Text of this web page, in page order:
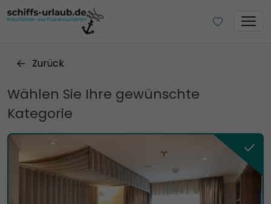
Zurück
Wählen Sie Ihre gewünschte
Kategorie